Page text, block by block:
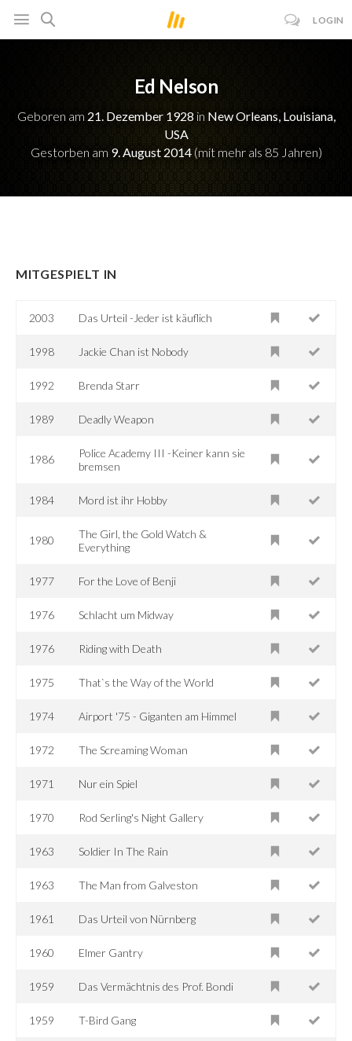
LOGIN
Ed Nelson
Geboren am 21. Dezember 1928in New Orleans, Louisiana,
USA
Gestorben am 9. August 2014(mit mehr als 85 Jahren)
MITGESPIELT IN
2003 Das Urteil -Jeder ist käuflich
1998 Jackie Chan ist Nobody
1992 Brenda Starr
1989 Deadly Weapon
1986
Police Academy III -Keiner kann sie
bremsen
1984 Mord ist ihr Hobby
1980
The Girl, the Gold Watch &
Everything
1977 For the Love of Benji
1976 Schlacht um Midway
1976 Riding with Death
1975 That`s the Way of the World
1974 Airport '75 - Giganten am Himmel
1972 The Screaming Woman
1971 Nur ein Spiel
1970 Rod Serling's Night Gallery
1963 Soldier In The Rain
1963 The Man from Galveston
1961 Das Urteil von Nürnberg
1960 Elmer Gantry
1959 Das Vermächtnis des Prof. Bondi
1959 T-Bird Gang